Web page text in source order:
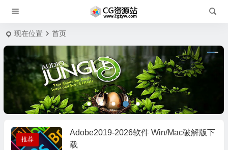
现在位置 首页
推荐
Adobe2019-2026软件 Win/Mac破解版下
载